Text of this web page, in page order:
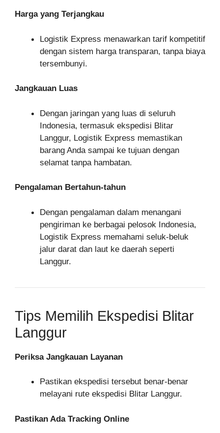
Harga yang Terjangkau
Logistik Express menawarkan tarif kompetitif
dengan sistem harga transparan, tanpa biaya
tersembunyi.
Jangkauan Luas
Dengan jaringan yang luas di seluruh
Indonesia, termasuk ekspedisi Blitar
Langgur, Logistik Express memastikan
barang Anda sampai ke tujuan dengan
selamat tanpa hambatan.
Pengalaman Bertahun-tahun
Dengan pengalaman dalam menangani
pengiriman ke berbagai pelosok Indonesia,
Logistik Express memahami seluk-beluk
jalur darat dan laut ke daerah seperti
Langgur.
Tips Memilih Ekspedisi Blitar
Langgur
Periksa Jangkauan Layanan
Pastikan ekspedisi tersebut benar-benar
melayani rute ekspedisi Blitar Langgur.
Pastikan Ada Tracking Online